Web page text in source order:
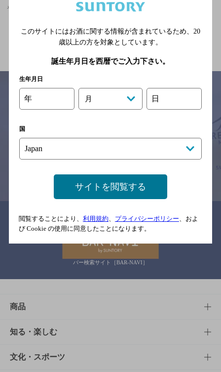
や記念日のサービスあり,飲み放題ありの神泡達人店
関連ページ
※それぞれのお店のメニューや営業時間などの掲載情報については、
予告なしに変更されることがありますので、
念のためお店にご確認の上ご来店くださいますようお願い申し上げま
情報提供：ぐるなび
関連リンク
バー検索サイト［BAR-NAVI］
商品
商品TOP
商品一覧
知る・楽しむ
知る・楽しむTOP
文化・スポーツ
このサイトにはお酒に関する情報が含まれているため、 20
歳以上の方を対象としています。
誕生年月日を西暦でご入力下さい。
生年月日
年 月 日
国
サイトを閲覧する
閲覧することにより、 利用規約、 プライバシーポリシー、およ
び Cookie の使用に同意したことになります。